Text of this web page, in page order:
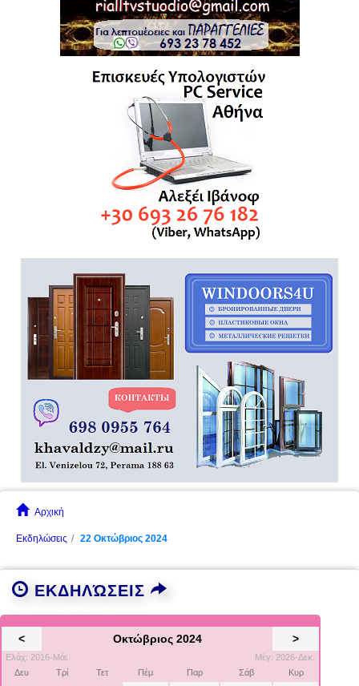
Αρχική
Εκδηλώσεις 22 Οκτώβριος 2024
ΕΚΔΗΛΏΣΕΙΣ
< Οκτώβριος 2024 >
Ελάχ: 2016-Μάι.
Μέγ: 2026-Δεκ.
Δευ
Τρί Τετ Πέμ Παρ Σάβ Κυρ